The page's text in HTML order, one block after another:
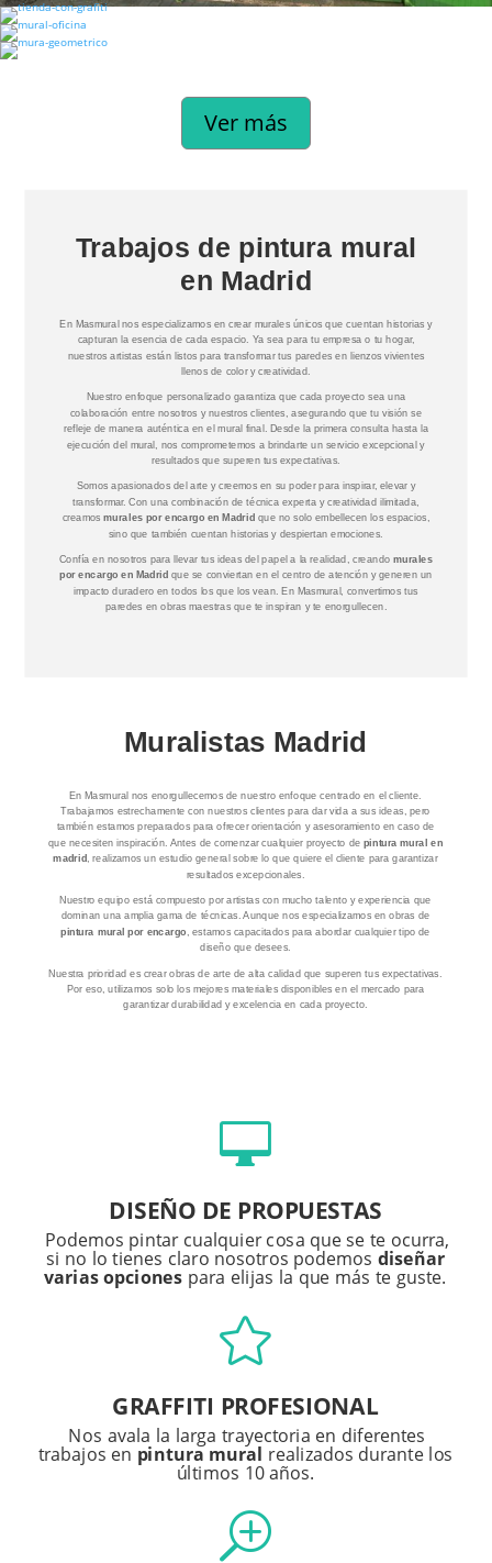
Ver más
Trabajos de pintura mural
en Madrid
En Masmural nos especializamos en crear murales únicos que cuentan historias y
capturan la esencia de cada espacio. Ya sea para tu empresa o tu hogar,
nuestros artistas están listos para transformar tus paredes en lienzos vivientes
llenos de color y creatividad.
Nuestro enfoque personalizado garantiza que cada proyecto sea una
colaboración entre nosotros y nuestros clientes, asegurando que tu visión se
refleje de manera auténtica en el mural final. Desde la primera consulta hasta la
ejecución del mural, nos comprometemos a brindarte un servicio excepcional y
resultados que superen tus expectativas.
Somos apasionados del arte y creemos en su poder para inspirar, elevar y
transformar. Con una combinación de técnica experta y creatividad ilimitada,
creamosmurales por encargo en Madrid que no solo embellecen los espacios,
sino que también cuentan historias y despiertan emociones.
Confía en nosotros para llevar tus ideas del papel a la realidad, creandomurales
por encargo en Madrid que se conviertan en el centro de atención y generen un
impacto duradero en todos los que los vean. En Masmural, convertimos tus
paredes en obras maestras que te inspiran y te enorgullecen.
Muralistas Madrid
En Masmural nos enorgullecemos de nuestro enfoque centrado en el cliente.
Trabajamos estrechamente con nuestros clientes para dar vida a sus ideas, pero
también estamos preparados para ofrecer orientación y asesoramiento en caso de
que necesiten inspiración. Antes de comenzar cualquier proyecto depintura mural en
madrid , realizamos un estudio general sobre lo que quiere el cliente para garantizar
resultados excepcionales.
Nuestro equipo está compuesto por artistas con mucho talento y experiencia que
dominan una amplia gama de técnicas. Aunque nos especializamos en obras de
pintura mural por encargo , estamos capacitados para abordar cualquier tipo de
diseño que desees.
Nuestra prioridad es crear obras de arte de alta calidad que superen tus expectativas.
Por eso, utilizamos solo los mejores materiales disponibles en el mercado para
garantizar durabilidad y excelencia en cada proyecto.

DISEÑO DE PROPUESTAS
Podemos pintar cualquier cosa que se te ocurra,
si no lo tienes claro nosotros podemosdiseñar
varias opciones para elijas la que más te guste.

GRAFFITI PROFESIONAL
Nos avala la larga trayectoria en diferentes
trabajos en pintura mural realizados durante los
últimos 10 años.
T